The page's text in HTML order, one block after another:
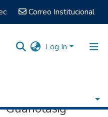
Correo Institucional
Log In